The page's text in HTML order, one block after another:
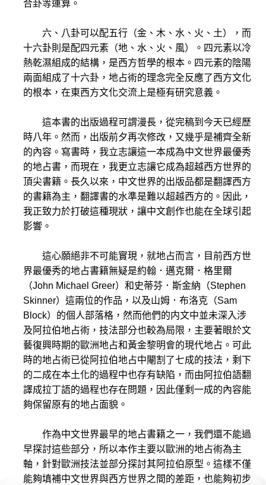
合卦等運算。
六、八卦可以配五行（金、木、水、火、土），而
十六卦則是配四元素（地、水、火、風）。四元素以冷
熱乾濕組成的結構，是西方哲學的根本。四元素的陰陽
兩面組成了十六卦，地占術的理念完全反應了西方文化
的根本，在東西方文化交流上是極有研究意義。
這本書的出版過程可謂漫長，從完稿到今天已經歷
時八年。然而，出版前夕再次修改，又幾乎是補齊全新
的內容。寫書時，我立志讓這一本成為中文世界最優秀
的地占書，而現在，我更立志讓它成為超越西方世界的
頂尖書籍。長久以來，中文世界的出版品都是翻譯西方
的書籍為主，翻譯書的水準是難以超越西方的。因此，
我正致力於打破這種現狀，讓中文創作也能在全球引起
影響。
這心願絕非不可能實現，就地占而言，目前西方世
界最優秀的地占書籍無疑是約翰．邁克爾．格里爾
（John Michael Greer）和史蒂芬．斯金納（Stephen
Skinner）這兩位的作品，以及山姆．布洛克（Sam
Block）的個人部落格，然而他們的内文中並未深入涉
及阿拉伯地占術，技法部分也較為局限，主要著眼於文
藝復興時期的歐洲地占和黃金黎明會的現代地占。可此
時的地占術已從阿拉伯地占中閹割了七成的技法，剩下
的二成在本土化的過程中也存有缺陷，而由阿拉伯語翻
譯成拉丁語的過程也存在問題，因此僅剩一成的內容能
夠保留原有的地占面貌。
作為中文世界最早的地占書籍之一，我們還不能過
早探討這些部分，所以本作主要以歐洲的地占術為主
軸，針對歐洲技法並部分探討其阿拉伯原型。這樣不僅
能夠填補中文世界與西方世界之間的差距，也能夠初步